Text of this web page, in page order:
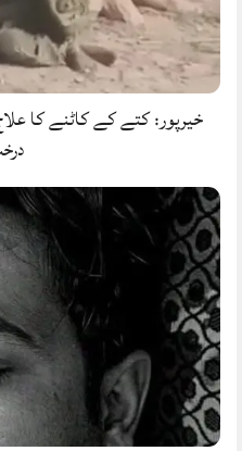
خیرپور: کتے کے کاٹنے کا